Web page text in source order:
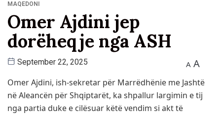
MAQEDONI
Omer Ajdini jep
dorëheqje nga ASH
September 22, 2025 A A
Omer Ajdini, ish-sekretar për Marrëdhënie me Jashtë
në Aleancën për Shqiptarët, ka shpallur largimin e tij
nga partia duke e cilësuar këtë vendim si akt të